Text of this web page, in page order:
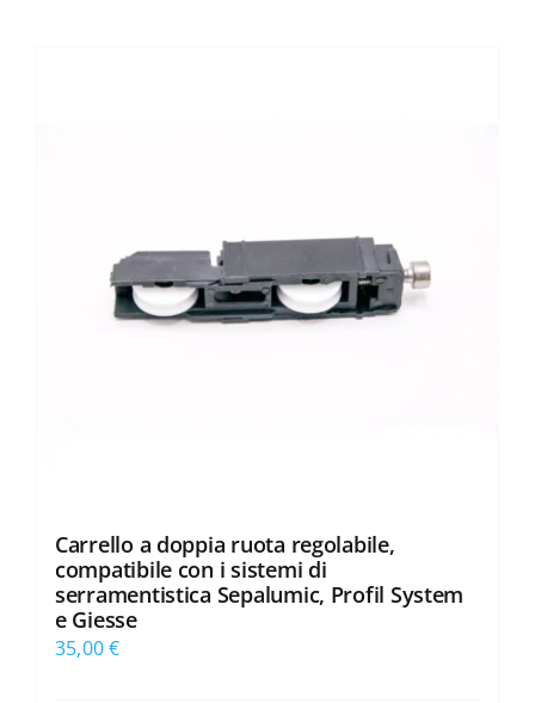
Carrello a doppia ruota regolabile,
compatibile con i sistemi di
serramentistica Sepalumic, Profil System
e Giesse
35,00€